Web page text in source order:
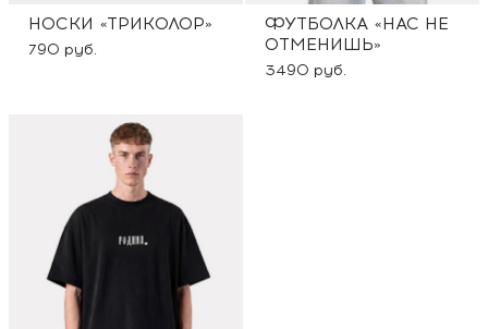
НОСКИ «ТРИКОЛОР»
790 руб.
ФУТБОЛКА «НАС НЕ
ОТМЕНИШЬ»
3490 руб.